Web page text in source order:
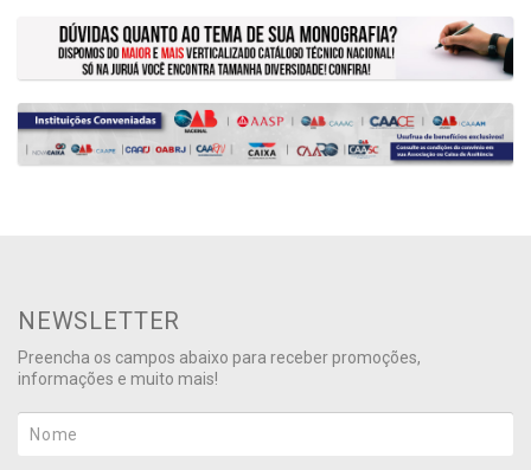
NEWSLETTER
Preencha os campos abaixo para receber promoções,
informações e muito mais!